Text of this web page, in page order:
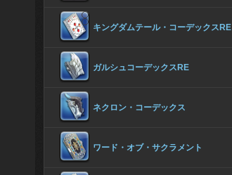
キングダムテール・コーデックスRE
ガルシュコーデックスRE
ネクロン・コーデックス
ワード・オブ・サクラメント